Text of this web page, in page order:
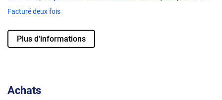
Facturé deux fois
Plus d'informations
Achats